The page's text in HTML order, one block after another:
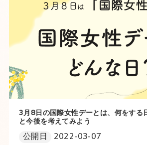
3月8日の国際女性デーとは、何をする
と今後を考えてみよう
公開日 2022-03-07